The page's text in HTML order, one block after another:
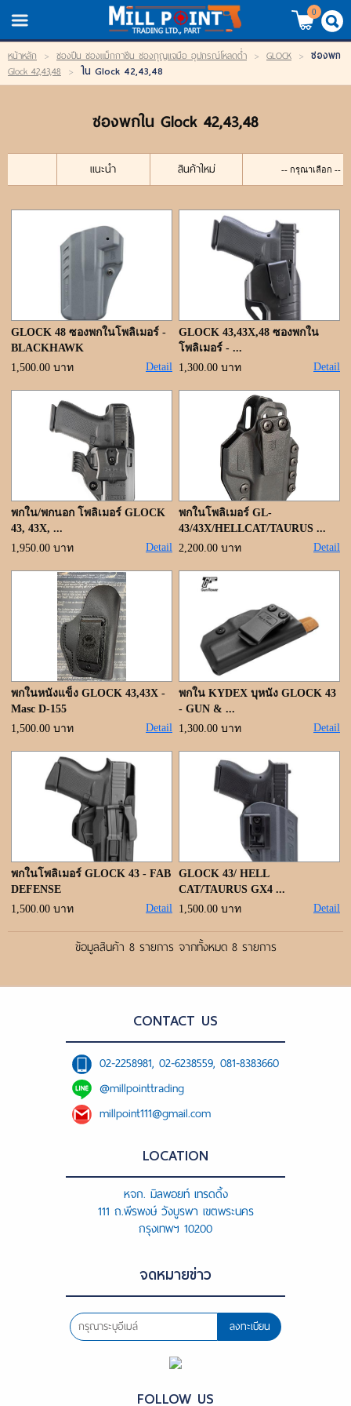
TH/EN
LOGIN REGISTER
My Wishlist
หน้าหลัก
สินค้า
สินค้าลดราคา
เข้าสู่ระบบ
ขั้นตอนการสั่งซื้อ
แจ้งชำระเงิน
ค้นหาสินค้า
0
หน้าหลัก > ซองปืน ซองแม็กกาซีน ซองกุญแจมือ อุปกรณ์โหลดต่ำ > GLOCK >
Glock 42,43,48 >
ซองพก
ใน Glock 42,43,48
ซองพกใน Glock 42,43,48
แนะนำ สินค้าใหม่
GLOCK 48 ซองพกในโพลิเมอร์ -
BLACKHAWK
1,500.00 บาท
Detail
GLOCK 43,43X,48 ซองพกใน
โพลิเมอร์ - ...
1,300.00 บาท
Detail
พกใน/พกนอก โพลิเมอร์ GLOCK
43, 43X, ...
1,950.00 บาท
Detail
พกในโพลิเมอร์ GL-
43/43X/HELLCAT/TAURUS ...
2,200.00 บาท
Detail
พกในหนังแข็ง GLOCK 43,43X -
Masc D-155
1,500.00 บาท
Detail
พกใน KYDEX บุหนัง GLOCK 43
- GUN & ...
1,300.00 บาท
Detail
พกในโพลิเมอร์ GLOCK 43 - FAB
DEFENSE
1,500.00 บาท
Detail
GLOCK 43/ HELL
CAT/TAURUS GX4 ...
1,500.00 บาท
Detail
ข้อมูลสินค้า 8 รายการ จากทั้งหมด 8 รายการ
CONTACT US
02-2258981, 02-6238559, 081-8383660
@millpointtrading
millpoint111@gmail.com
LOCATION
หจก. มิลพอยท์ เทรดดิ้ง
111 ถ.พีรพงษ์ วังบูรพา เขตพระนคร
กรุงเทพฯ 10200
จดหมายข่าว
ลงทะเบียน
FOLLOW US